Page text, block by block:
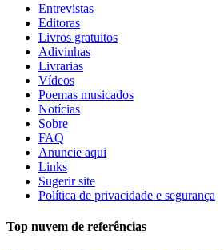
Entrevistas
Editoras
Livros gratuitos
Adivinhas
Livrarias
Vídeos
Poemas musicados
Notícias
Sobre
FAQ
Anuncie aqui
Links
Sugerir site
Política de privacidade e segurança
Top nuvem de referências